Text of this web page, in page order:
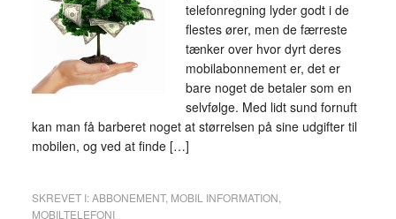
telefonregning lyder godt i de
flestes ører, men de færreste
tænker over hvor dyrt deres
mobilabonnement er, det er
bare noget de betaler som en
selvfølge. Med lidt sund fornuft
kan man få barberet noget at størrelsen på sine udgifter til
mobilen, og ved at finde […]
SKREVET I:ABBONEMENT, MOBIL INFORMATION
MOBILTELEFONI